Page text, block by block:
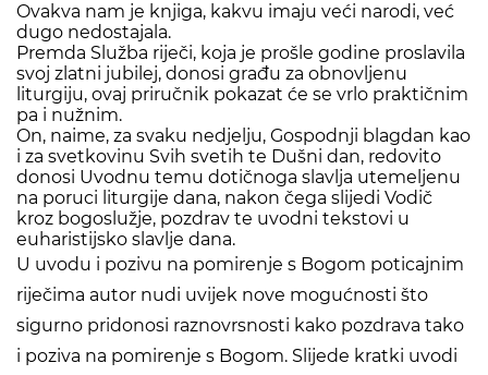
Ovakva nam je knjiga, kakvu imaju veći narodi, već
dugo nedostajala.
Premda Služba riječi, koja je prošle godine proslavila
svoj zlatni jubilej, donosi građu za obnovljenu
liturgiju, ovaj priručnik pokazat će se vrlo praktičnim
pa i nužnim.
On, naime, za svaku nedjelju, Gospodnji blagdan kao
i za svetkovinu Svih svetih te Dušni dan, redovito
donosi Uvodnu temu dotičnoga slavlja utemeljenu
na poruci liturgije dana, nakon čega slijedi Vodič
kroz bogoslužje, pozdrav te uvodni tekstovi u
euharistijsko slavlje dana.
U uvodu i pozivu na pomirenje s Bogom poticajnim
riječima autor nudi uvijek nove mogućnosti što
sigurno pridonosi raznovrsnosti kako pozdrava tako
i poziva na pomirenje s Bogom. Slijede kratki uvodi